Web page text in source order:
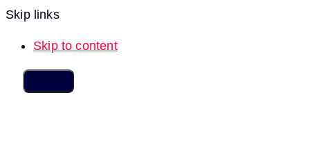
Skip links
Skip to content